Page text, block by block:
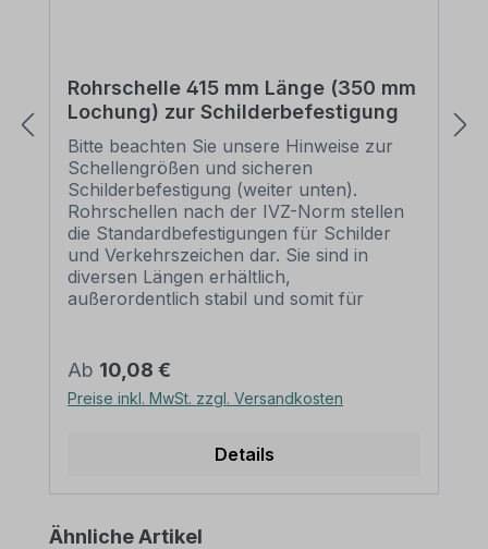
Rohrschelle 415 mm Länge (350 mm
Lochung) zur Schilderbefestigung
Bitte beachten Sie unsere Hinweise zur
Schellengrößen und sicheren
Schilderbefestigung (weiter unten).
Rohrschellen nach der IVZ-Norm stellen
die Standardbefestigungen für Schilder
und Verkehrszeichen dar. Sie sind in
diversen Längen erhältlich,
außerordentlich stabil und somit für
eine sichere Befestigung von Schildern mit
einer Höhe über 200 mm werden zwei
Rohrschellen benötigt. Merkmale dieser
Norm: nach IVZ Material: Stahl,
Verschrauben Schellenlänge: ca. 415
Schilderbefestigung: Lochabstand 350
Regulärer Preis:
Ab 10,08 €
Preise inkl. MwSt. zzgl. Versandkosten
Details
Produktgalerie überspringen
Ähnliche Artikel